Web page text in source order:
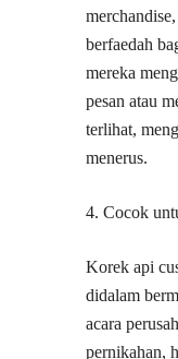
berfaedah
mereka
pesan atau
terlihat,
menerus.
4. Cocok
Korek api
didalam
acara
pernikahan,